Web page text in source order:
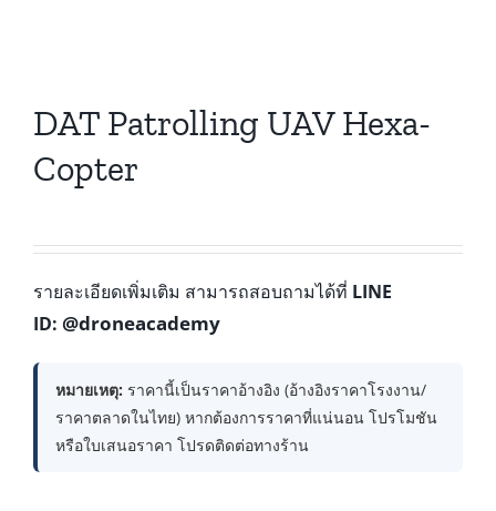
DAT Patrolling UAV Hexa-
Copter
รายละเอียดเพิ่มเติม สามารถสอบถามได้ที่ LINE
ID: @droneacademy
หมายเหตุ: ราคานี้เป็นราคาอ้างอิง (อ้างอิงราคาโรงงาน/
ราคาตลาดในไทย) หากต้องการราคาที่แน่นอน โปรโมชัน
หรือใบเสนอราคา โปรดติดต่อทางร้าน